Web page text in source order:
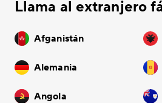
Llama al extranjero
Afganistán
Alemania
Angola